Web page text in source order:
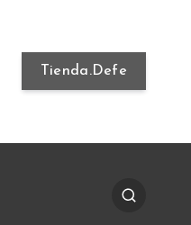
Tienda.Defe